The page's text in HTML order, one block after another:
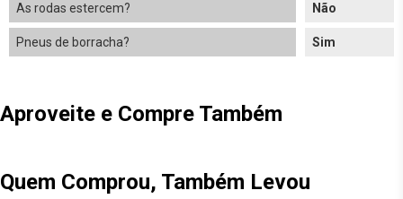
As rodas estercem? Não
Pneus de borracha? Sim
Aproveite e Compre Também
Quem Comprou, Também Levou